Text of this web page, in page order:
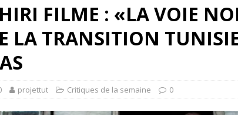
FILME : «LA VOIE
LA TRANSITION
projettut Critiques de la semaine 0